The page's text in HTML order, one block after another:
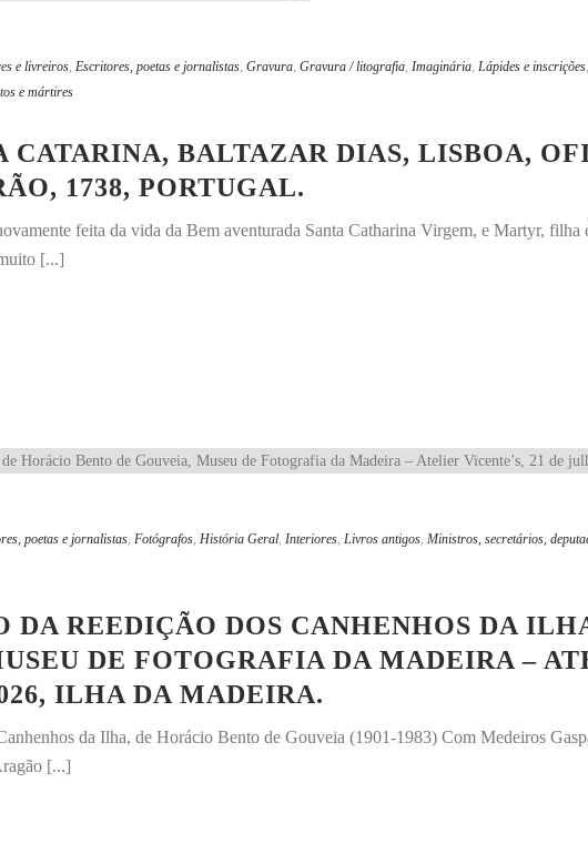
e livreiros, Escritores, poetas e jornalistas, Gravura, Gravura / litografia, Imaginária, Lápides e inscrições,
e mártires
CATARINA, BALTAZAR DIAS, LISBOA,
1738, PORTUGAL.
feita da vida da Bem aventurada Santa Catharina Virgem, e Martyr,
[...]
poetas e jornalistas Fotógrafos História Geral Interiores Livros antigos Ministros, secretários,
DA REEDIÇÃO DOS CANHENHOS DA
DE FOTOGRAFIA DA MADEIRA –
ILHA DA MADEIRA.
da Ilha, de Horácio Bento de Gouveia (1901-1983) Com Medeiros
[...]